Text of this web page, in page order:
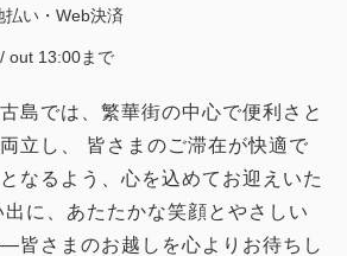
12,680
今すぐ予約
払い・Web決済
out 13:00まで
島では、繁華街の中心で便利さと
立し、 皆さまのご滞在が快適で
なるよう、心を込めてお迎えいた
出に、あたたかな笑顔とやさしい
皆さまのお越しを心よりお待ちし